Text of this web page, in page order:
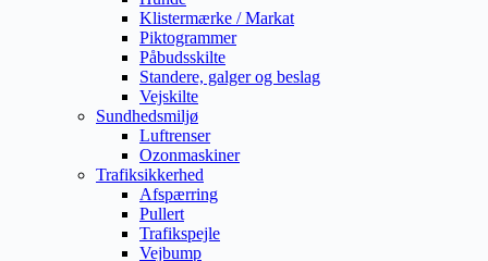
Klistermærke / Markat
Piktogrammer
Påbudsskilte
Standere, galger og beslag
Vejskilte
Sundhedsmiljø
Luftrenser
Ozonmaskiner
Trafiksikkerhed
Afspærring
Pullert
Trafikspejle
Vejbump